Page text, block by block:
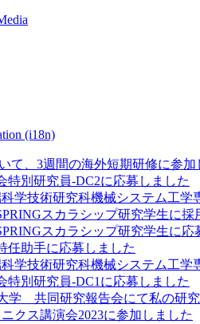
(i18n)
て、3週間の海外短期研修に参加
特別研究員-DC2に応募しました
学技術研究科機械システム工学
スカラシップ研究学生に採
スカラシップ研究学生に応
任助手に応募しました
学技術研究科機械システム工学
特別研究員-DC1に応募しました
学 共同研究報告会にて私の研
クス講演会2023に参加しました